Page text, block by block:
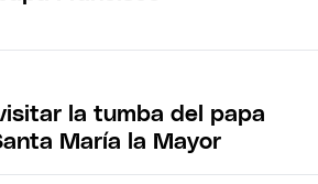
la tumba del papa
María la Mayor